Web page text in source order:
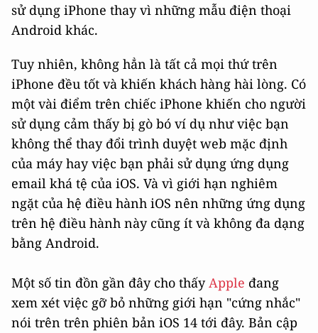
sử dụng iPhone thay vì những mẫu điện thoại
Android khác.
Tuy nhiên, không hẳn là tất cả mọi thứ trên
iPhone đều tốt và khiến khách hàng hài lòng. Có
một vài điểm trên chiếc iPhone khiến cho người
sử dụng cảm thấy bị gò bó ví dụ như việc bạn
không thể thay đổi trình duyệt web mặc định
của máy hay việc bạn phải sử dụng ứng dụng
email khá tệ của iOS. Và vì giới hạn nghiêm
ngặt của hệ điều hành iOS nên những ứng dụng
trên hệ điều hành này cũng ít và không đa dạng
bằng Android.
Một số tin đồn gần đây cho thấyApple đang
xem xét việc gỡ bỏ những giới hạn "cứng nhắc"
nói trên trên phiên bản iOS 14 tới đây. Bản cập